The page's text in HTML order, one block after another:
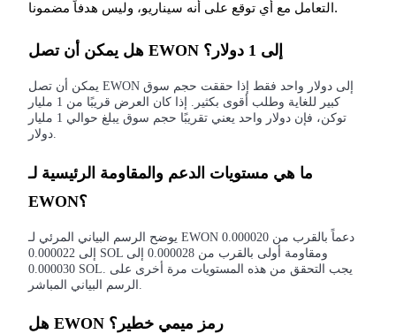
التعامل مع أي توقع على أنه سيناريو، وليس هدفاً مضمونا.
هل يمكن أن تصل EWON إلى 1 دولار؟
يمكن أن تصل EWON إلى دولار واحد فقط إذا حققت حجم سوق
كبير للغاية وطلب أقوى بكثير. إذا كان العرض قريبًا من 1 مليار
توكن، فإن دولار واحد يعني تقريبًا حجم سوق يبلغ حوالي 1 مليار
دولار.
ما هي مستويات الدعم والمقاومة الرئيسية لـ
EWON؟
يوضح الرسم البياني المرئي لـ EWON دعماً بالقرب من 0.000020
إلى 0.000022 SOL ومقاومة أولى بالقرب من 0.000028 إلى
0.000030 SOL. يجب التحقق من هذه المستويات مرة أخرى على
هل EWON رمز ميمي خطير؟